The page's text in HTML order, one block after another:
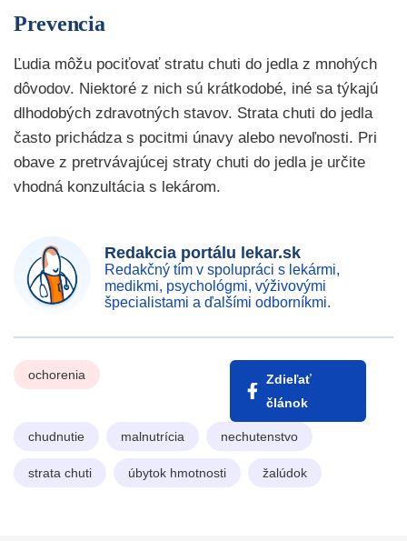
Prevencia
Ľudia môžu pociťovať stratu chuti do jedla z mnohých
dôvodov. Niektoré z nich sú krátkodobé, iné sa týkajú
dlhodobých zdravotných stavov. Strata chuti do jedla
často prichádza s pocitmi únavy alebo nevoľnosti. Pri
obave z pretrvávajúcej straty chuti do jedla je určite
vhodná konzultácia s lekárom.
Redakcia portálu lekar.sk
Redakčný tím v spolupráci s lekármi,
medikmi, psychológmi, výživovými
špecialistami a ďalšími odborníkmi.
ochorenia
Zdieľať
článok
chudnutie malnutrícia nechutenstvo
strata chuti úbytok hmotnosti žalúdok